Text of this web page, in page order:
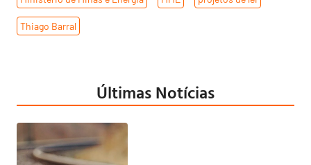
Thiago Barral
Últimas Notícias